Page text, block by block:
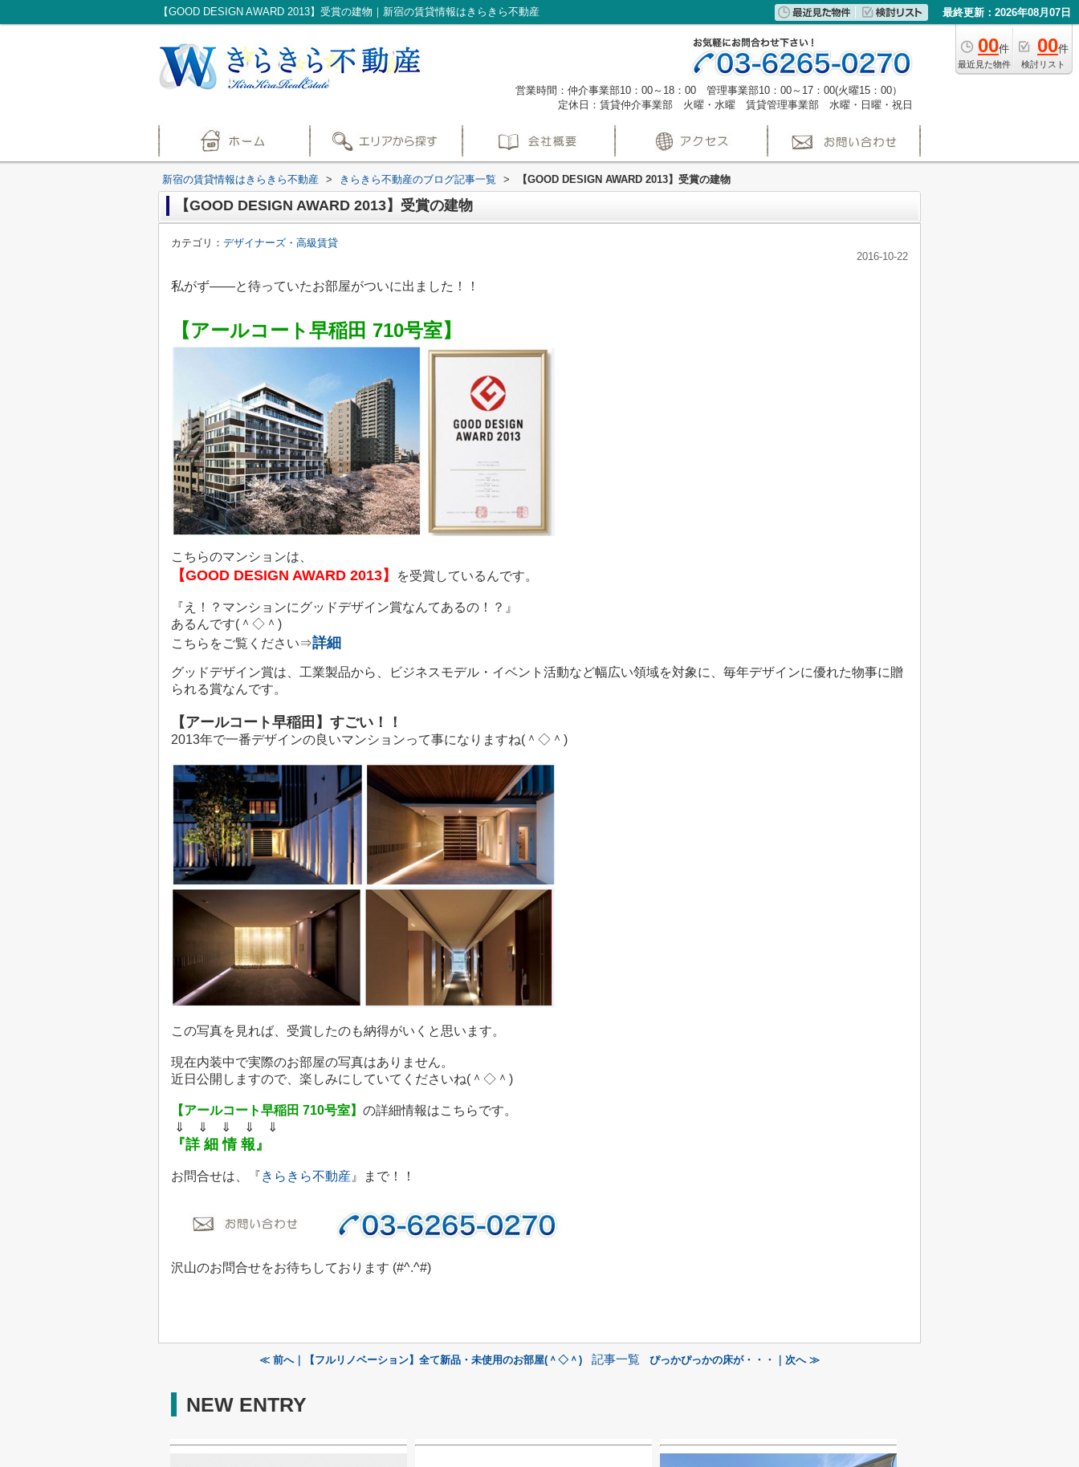
【GOOD DESIGN AWARD 2013】受賞の建物｜新宿の賃貸情報はきらきら不動産 最終更新：2026年08月07日
00件
最近見た物件
00件
検討リスト
営業時間：仲介事業部10：00～18：00 管理事業部10：00～17：00(火曜15：00）
定休日：賃貸仲介事業部 火曜・水曜 賃貸管理事業部 水曜・日曜・祝日
新宿の賃貸情報はきらきら不動産 > きらきら不動産のブログ記事一覧 > 【GOOD DESIGN AWARD 2013】受賞の建物
【GOOD DESIGN AWARD 2013】受賞の建物
カテゴリ： デザイナーズ・高級賃貸
2016-10-22
私がず——と待っていたお部屋がついに出ました！！
【アールコート早稲田 710号室】
こちらのマンションは、
【GOOD DESIGN AWARD 2013】 を受賞しているんです。
『え！？マンションにグッドデザイン賞なんてあるの！？』
あるんです(＾◇＾)
こちらをご覧ください⇒詳細
グッドデザイン賞は、工業製品から、ビジネスモデル・イベント活動など幅広い領域を対象に、毎年デザインに優れた物事に贈
られる賞なんです。
【アールコート早稲田】すごい！！
2013年で一番デザインの良いマンションって事になりますね(＾◇＾)
この写真を見れば、受賞したのも納得がいくと思います。
現在内装中で実際のお部屋の写真はありません。
近日公開しますので、 楽しみにしていてくださいね(＾◇＾)
【アールコート早稲田 710号室】 の詳細情報はこちらです。
⇓ ⇓ ⇓ ⇓ ⇓
『詳 細 情 報』
お問合せは、『きらきら不動産 』まで！！
沢山のお問合せをお待ちしております (#^.^#)
≪ 前へ｜【フルリノベーション】全て新品・未使用のお部屋(＾◇＾) 記事一覧 ぴっかぴっかの床が・・・｜次へ ≫
NEW ENTRY